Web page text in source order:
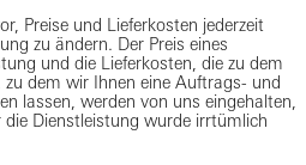
Preise und Lieferkosten jederzeit
zu ändern. Der Preis eines
und die Lieferkosten, die zu dem
dem wir Ihnen eine Auftrags- und
lassen, werden von uns eingehalten,
Dienstleistung wurde irrtümlich